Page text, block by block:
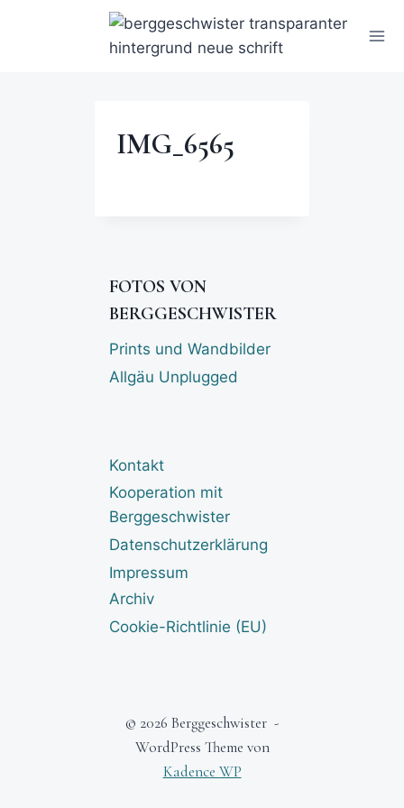
IMG_6565
FOTOS VON
BERGGESCHWISTER
Prints und Wandbilder
Allgäu Unplugged
Kontakt
Kooperation mit
Berggeschwister
Datenschutzerklärung
Impressum
Archiv
Cookie-Richtlinie (EU)
© 2026 Berggeschwister -
WordPress Theme von
Kadence WP